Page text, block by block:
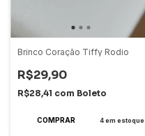
Brinco Coração Tiffy Rodio
R$29,90
R$28,41 com Boleto
4em estoque